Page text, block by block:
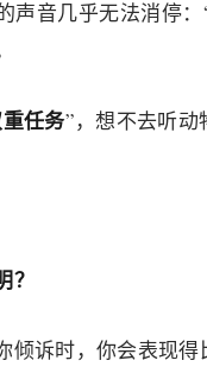
声音几乎无法消停
任务”，想不去听动
倾诉时，你会表现得